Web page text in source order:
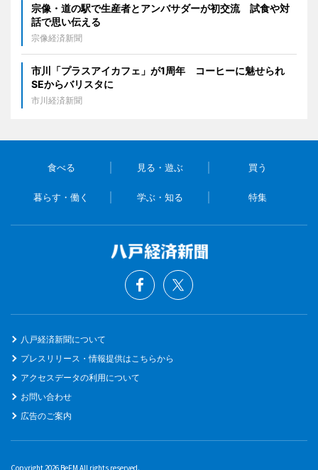
宗像・道の駅で生産者とアンバサダーが初交流 試食や対
話で思い伝える
宗像経済新聞
市川「プラスアイカフェ」が1周年 コーヒーに魅せられ
SEからバリスタに
市川経済新聞
食べる 見る・遊ぶ 買う
暮らす・働く 学ぶ・知る 特集
八戸経済新聞について
プレスリリース・情報提供はこちらから
アクセスデータの利用について
お問い合わせ
広告のご案内
Copyright 2026 BeFM All rights reserved.